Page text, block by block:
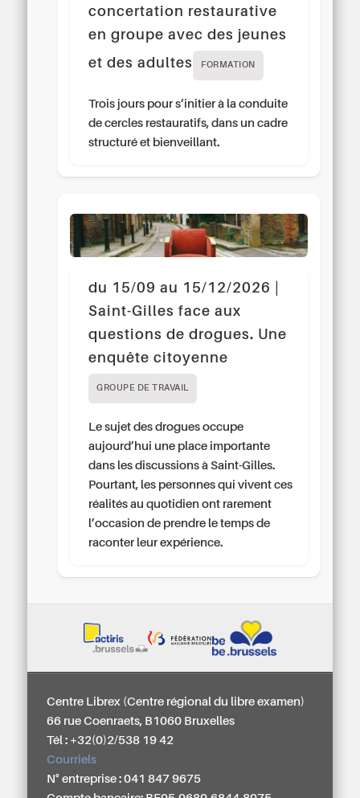
concertation restaurative
en groupe avec des jeunes
et des adultes
FORMATION
Trois jours pour s’initier à la conduite
de cercles restauratifs, dans un cadre
structuré et bienveillant.
du 15/09 au 15/12/2026 |
Saint-Gilles face aux
questions de drogues. Une
enquête citoyenne
GROUPE DE TRAVAIL
Le sujet des drogues occupe
aujourd’hui une place importante
dans les discussions à Saint-Gilles.
Pourtant, les personnes qui vivent ces
réalités au quotidien ont rarement
l’occasion de prendre le temps de
raconter leur expérience.
Centre Librex (Centre régional du libre examen)
66 rue Coenraets, B1060 Bruxelles
Tél : +32(0)2/538 19 42
Courriels
N° entreprise : 041 847 9675